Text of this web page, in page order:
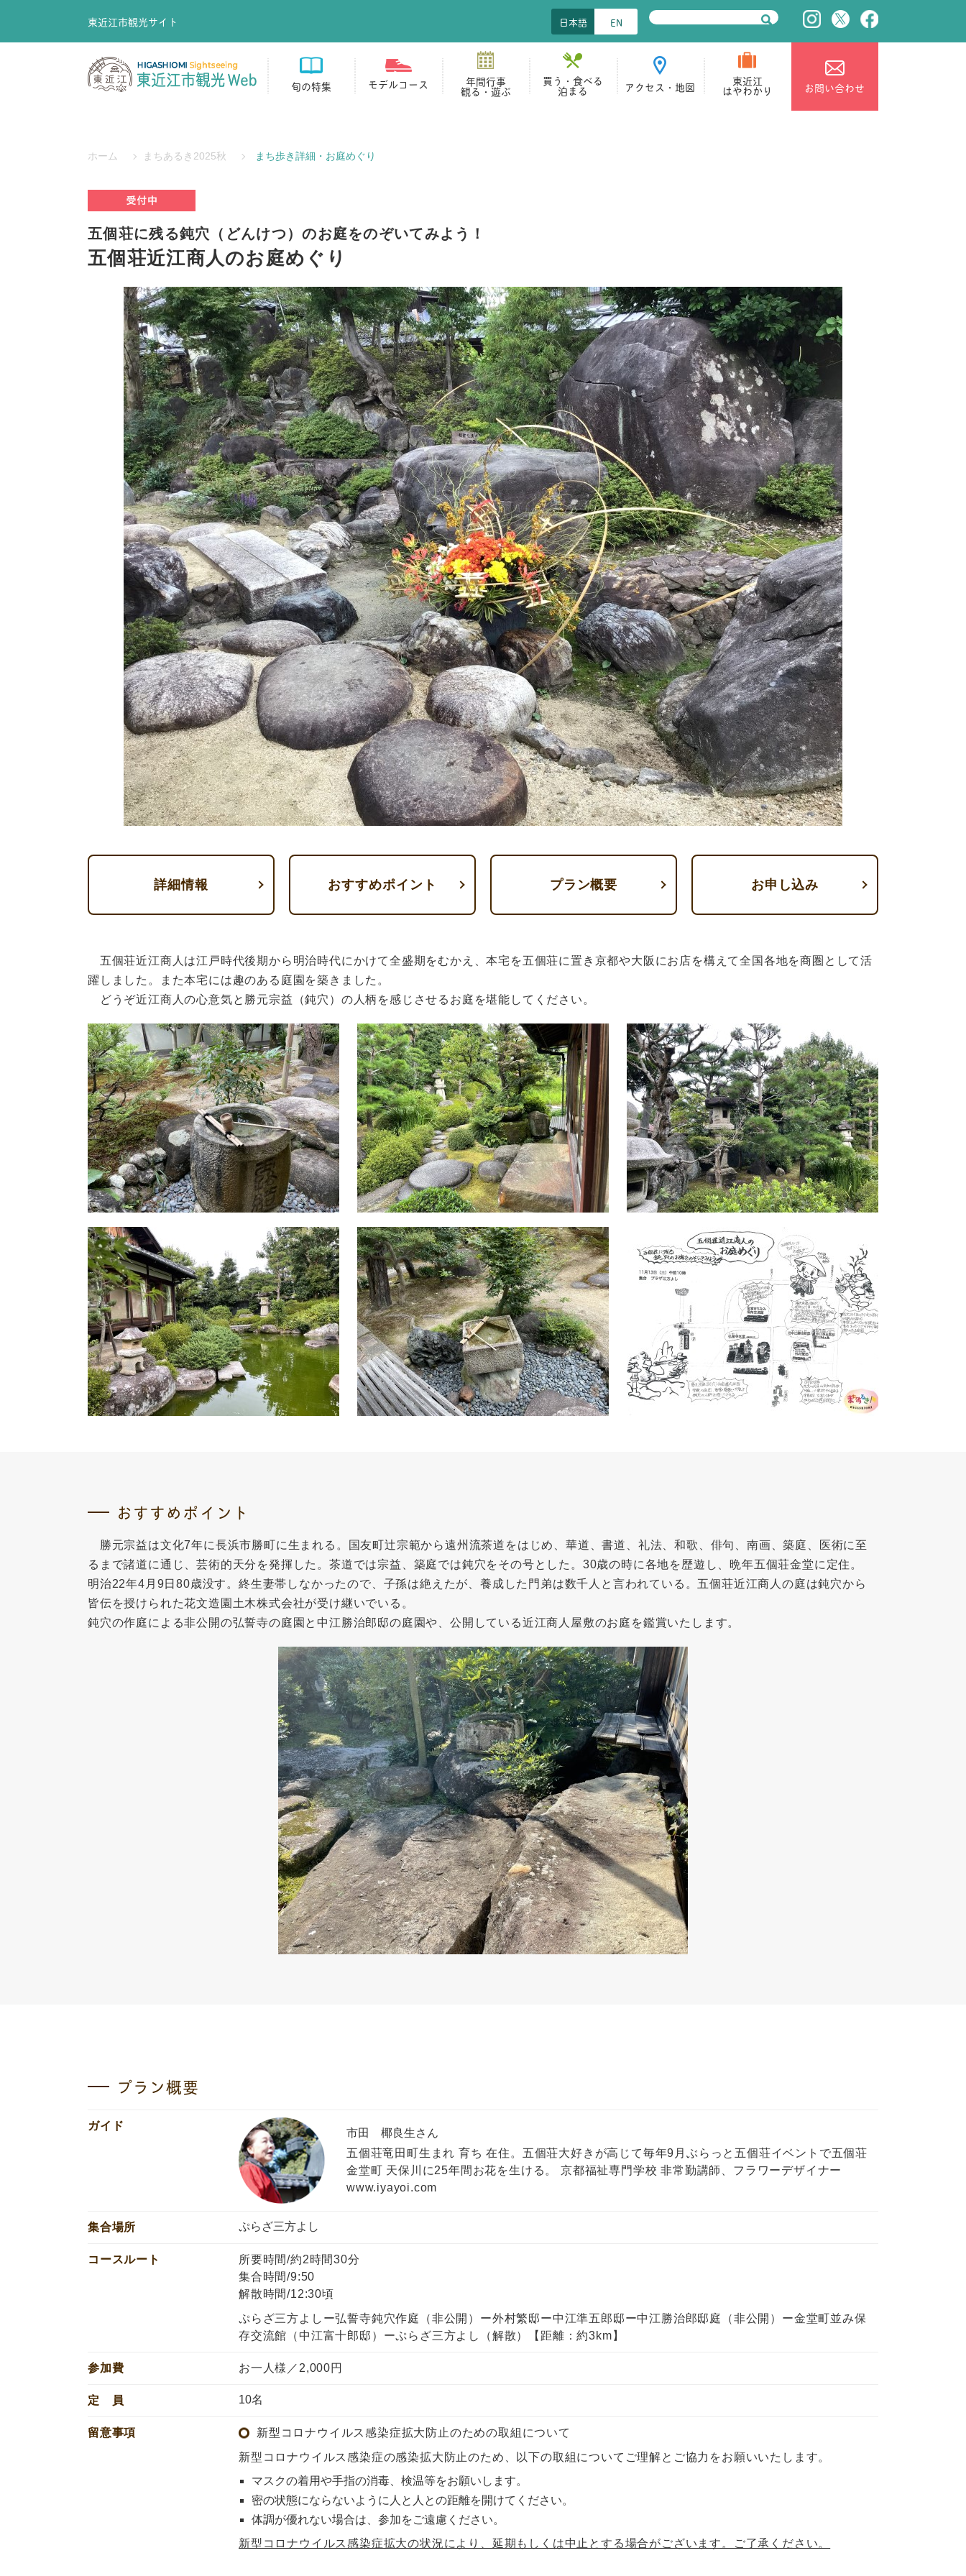
東近江市観光サイト 日本語 EN
旬の特集 モデルコース 年間行事
観る・遊ぶ
買う・食べる
泊まる アクセス・地図 東近江
はやわかり お問い合わせ
ホーム まちあるき2025秋 まち歩き詳細・お庭めぐり
五個荘に残る鈍穴（どんけつ）のお庭をのぞいてみよう！
五個荘近江商人のお庭めぐり
詳細情報 おすすめポイント プラン概要 お申し込み
五個荘近江商人は江戸時代後期から明治時代にかけて全盛期をむかえ、本宅を五個荘に置き京都や大阪にお店を構えて全国各地を商圏として活
躍しました。また本宅には趣のある庭園を築きました。
どうぞ近江商人の心意気と勝元宗益（鈍穴）の人柄を感じさせるお庭を堪能してください。
おすすめポイント
勝元宗益は文化7年に長浜市勝町に生まれる。国友町辻宗範から遠州流茶道をはじめ、華道、書道、礼法、和歌、俳句、南画、築庭、医術に至
るまで諸道に通じ、芸術的天分を発揮した。茶道では宗益、築庭では鈍穴をその号とした。30歳の時に各地を歴遊し、晩年五個荘金堂に定住。
明治22年4月9日80歳没す。終生妻帯しなかったので、子孫は絶えたが、養成した門弟は数千人と言われている。五個荘近江商人の庭は鈍穴から
皆伝を授けられた花文造園土木株式会社が受け継いでいる。
鈍穴の作庭による非公開の弘誓寺の庭園と中江勝治郎邸の庭園や、公開している近江商人屋敷のお庭を鑑賞いたします。
プラン概要
ガイド
市田 椰良生さん
五個荘竜田町生まれ 育ち 在住。五個荘大好きが高じて毎年9月ぶらっと五個荘イベントで五個荘
金堂町 天保川に25年間お花を生ける。 京都福祉専門学校 非常勤講師、フラワーデザイナー
www.iyayoi.com
集合場所 ぷらざ三方よし
コースルート
所要時間/約2時間30分
集合時間/9:50
解散時間/12:30頃
ぷらざ三方よしー弘誓寺鈍穴作庭（非公開）ー外村繁邸ー中江準五郎邸ー中江勝治郎邸庭（非公開）ー金堂町並み保
存交流館（中江富十郎邸）ーぷらざ三方よし（解散）【距離：約3km】
参加費 お一人様／2,000円
定 員 10名
留意事項
新型コロナウイルス感染症拡大防止のための取組について
新型コロナウイルス感染症の感染拡大防止のため、以下の取組についてご理解とご協力をお願いいたします。
マスクの着用や手指の消毒、検温等をお願いします。
密の状態にならないように人と人との距離を開けてください。
体調が優れない場合は、参加をご遠慮ください。
新型コロナウイルス感染症拡大の状況により、延期もしくは中止とする場合がございます。ご了承ください。